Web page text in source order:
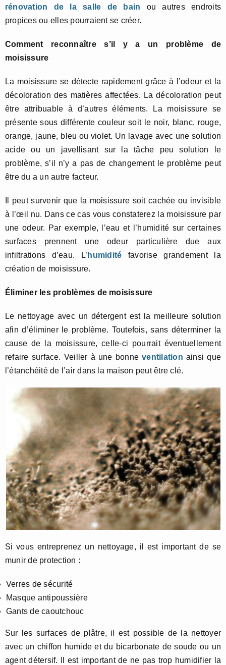
rénovation de la salle de bain ou autres endroits
propices ou elles pourraient se créer.
Comment reconnaître s’il y a un problème de
moisissure
La moisissure se détecte rapidement grâce à l’odeur et la
décoloration des matières affectées. La décoloration peut
être attribuable à d’autres éléments. La moisissure se
présente sous différente couleur soit le noir, blanc, rouge,
orange, jaune, bleu ou violet. Un lavage avec une solution
acide ou un javellisant sur la tâche peu solution le
problème, s’il n’y a pas de changement le problème peut
être du a un autre facteur.
Il peut survenir que la moisissure soit cachée ou invisible
à l’œil nu. Dans ce cas vous constaterez la moisissure par
une odeur. Par exemple, l’eau et l’humidité sur certaines
surfaces prennent une odeur particulière due aux
infiltrations d’eau. L’ humidité favorise grandement la
création de moisissure.
Éliminer les problèmes de moisissure
Le nettoyage avec un détergent est la meilleure solution
afin d’éliminer le problème. Toutefois, sans déterminer la
cause de la moisissure, celle-ci pourrait éventuellement
refaire surface. Veiller à une bonneventilation ainsi que
l’étanchéité de l’air dans la maison peut être clé.
Si vous entreprenez un nettoyage, il est important de se
munir de protection :
Verres de sécurité
Masque antipoussière
Gants de caoutchouc
Sur les surfaces de plâtre, il est possible de la nettoyer
avec un chiffon humide et du bicarbonate de soude ou un
agent détersif. Il est important de ne pas trop humidifier la